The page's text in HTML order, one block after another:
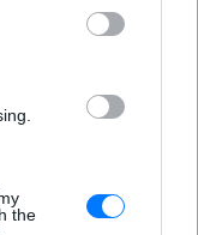
the